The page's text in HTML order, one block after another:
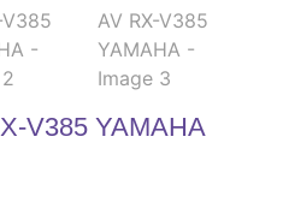
V385 YAMAHA